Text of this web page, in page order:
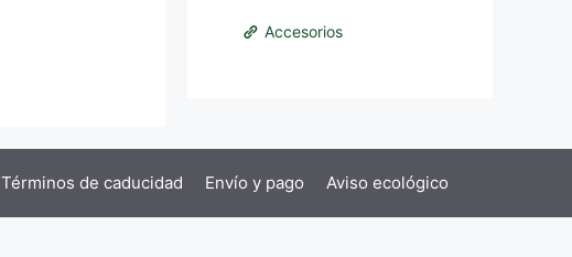
Accesorios
Términos de caducidad Envío y pago Aviso ecológico